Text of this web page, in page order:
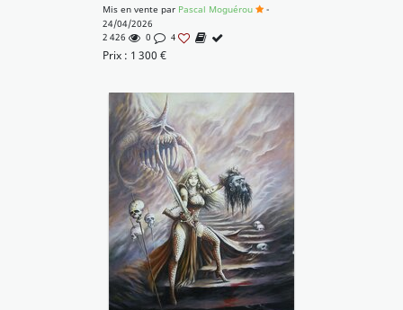
Mis en vente par Pascal Moguérou
-
24/04/2026
2 426
0 4
Prix : 1 300 €